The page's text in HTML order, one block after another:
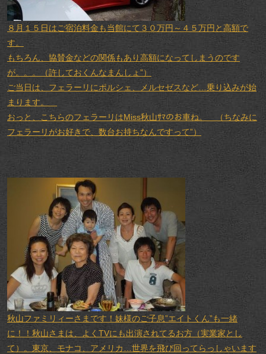
８月１５日はご宿泊料金も当館にて３０万円～４５万円と高額で
す。
もちろん、協賛金などの関係もあり高額になってしまうのです
が。。。（許しておくんなまんしょ”）
ご当日は、フェラーリにポルシェ、メルセゼスなど…乗り込みが始
まります。
おっと、こちらのフェラーリはMiss秋山ｻﾏのお車ね。 （ちなみに
フェラーリがお好きで、数台お持ちなんですって”）
秋山ファミリィーさまです！妹様のご子息”エイトくん”も一緒
に！！秋山さまは、よくTVにも出演されてるお方（実業家とし
て）。東京、モナコ、アメリカ…世界を飛び回ってらっしゃいます